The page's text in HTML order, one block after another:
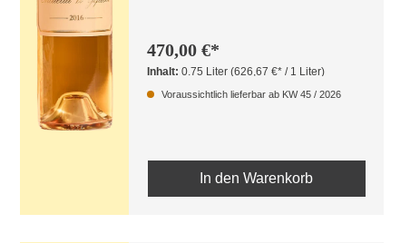
470,00 €*
Inhalt:0.75 Liter(626,67 €* / 1 Liter)
Voraussichtlich lieferbar ab KW 45 / 2026
In den Warenkorb